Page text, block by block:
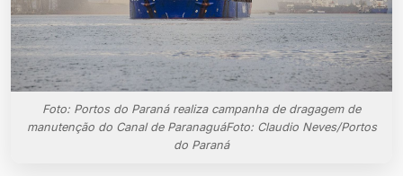
Foto: Portos do Paraná realiza campanha de dragagem de
manutenção do Canal de ParanaguáFoto: Claudio Neves/Portos
do Paraná